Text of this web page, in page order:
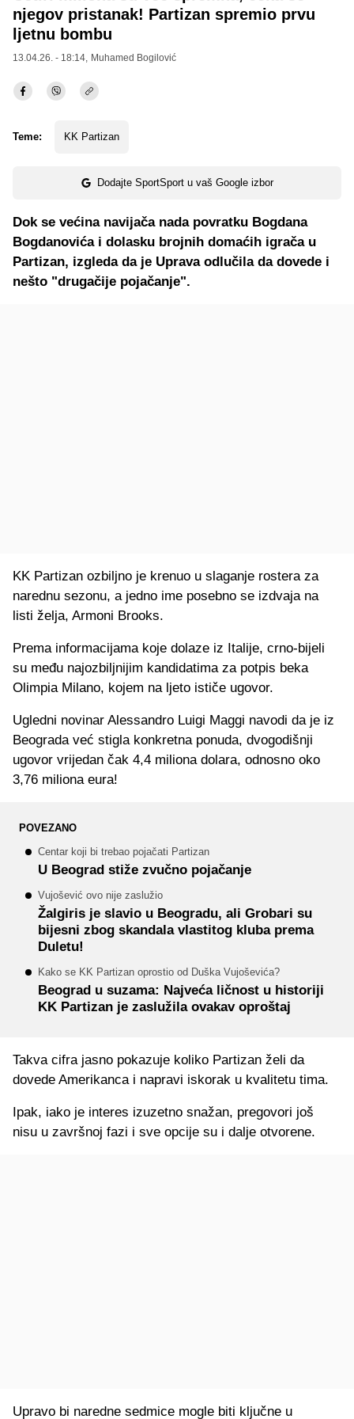
njegov pristanak! Partizan spremio prvu
ljetnu bombu
13.04.26. - 18:14, Muhamed Bogilović
Teme: KK Partizan
Dodajte SportSport u vaš Google izbor
Dok se većina navijača nada povratku Bogdana
Bogdanovića i dolasku brojnih domaćih igrača u
Partizan, izgleda da je Uprava odlučila da dovede i
nešto "drugačije pojačanje".
KK Partizan ozbiljno je krenuo u slaganje rostera za
narednu sezonu, a jedno ime posebno se izdvaja na
listi želja, Armoni Brooks.
Prema informacijama koje dolaze iz Italije, crno-bijeli
su među najozbiljnijim kandidatima za potpis beka
Olimpia Milano, kojem na ljeto ističe ugovor.
Ugledni novinar Alessandro Luigi Maggi navodi da je iz
Beograda već stigla konkretna ponuda, dvogodišnji
ugovor vrijedan čak 4,4 miliona dolara, odnosno oko
3,76 miliona eura!
POVEZANO
Centar koji bi trebao pojačati Partizan
U Beograd stiže zvučno pojačanje
Vujošević ovo nije zaslužio
Žalgiris je slavio u Beogradu, ali Grobari su
bijesni zbog skandala vlastitog kluba prema
Duletu!
Kako se KK Partizan oprostio od Duška Vujoševića?
Beograd u suzama: Najveća ličnost u historiji
KK Partizan je zaslužila ovakav oproštaj
Takva cifra jasno pokazuje koliko Partizan želi da
dovede Amerikanca i napravi iskorak u kvalitetu tima.
Ipak, iako je interes izuzetno snažan, pregovori još
nisu u završnoj fazi i sve opcije su i dalje otvorene.
Upravo bi naredne sedmice mogle biti ključne u